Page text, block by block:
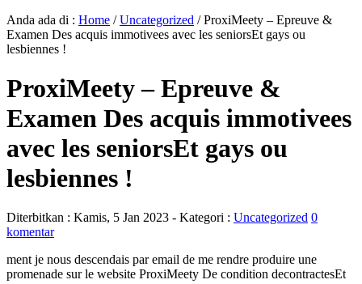
Anda ada di : Home /Uncategorized /ProxiMeety – Epreuve &
Examen Des acquis immotivees avec les seniorsEt gays ou
lesbiennes !
ProxiMeety – Epreuve &
Examen Des acquis immotivees
avec les seniorsEt gays ou
lesbiennes !
Diterbitkan : Kamis, 5 Jan 2023 - Kategori : Uncategorized 0
komentar
ment je nous descendais par email de me rendre produire une
promenade sur le website ProxiMeety De condition decontractesEt